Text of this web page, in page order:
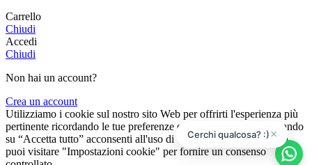
Carrello
Chiudi
Accedi
Chiudi
Non hai un account?
Crea un account
Utilizziamo i cookie sul nostro sito Web per offrirti l'esperienza più
pertinente ricordando le tue preferenze e le visite ripetute. Cliccando
su “Accetta tutto” acconsenti all'uso di TUTTI i cookie. Tuttavia,
puoi visitare "Impostazioni cookie" per fornire un consenso
×
Cerchi qualcosa? :)